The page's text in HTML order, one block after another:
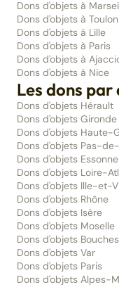
Dons d'objets à
Dons d'objets à Toulon
Dons d'objets à Lille
Dons d'objets à Paris
Dons d'objets à
Dons d'objets à Nice
Les dons
Dons d'objets Hérault
Dons d'objets Gironde
Dons d'objets Haute-
Dons d'objets Pas-
Dons d'objets Essonne
Dons d'objets Loire-
Dons d'objets Ille-et-
Dons d'objets Rhône
Dons d'objets Isère
Dons d'objets Moselle
Dons d'objets
Dons d'objets Var
Dons d'objets Paris
Dons d'objets Alpes-